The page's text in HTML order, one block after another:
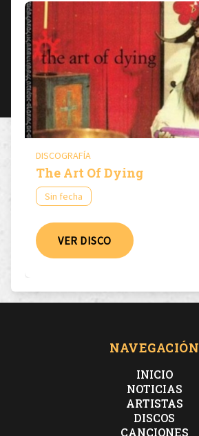
DISCOGRAFÍA
The Art Of Dying
Sin fecha
VER DISCO
NAVEGACIÓN
INICIO
NOTICIAS
ARTISTAS
DISCOS
CANCIONES